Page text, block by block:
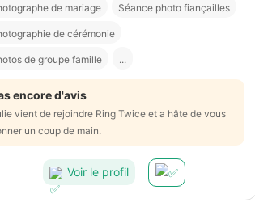
de mariage Séance photo fiançailles
de cérémonie
de groupe famille ...
encore d'avis
vient de rejoindre Ring Twice et a hâte de vous
un coup de main.
Voir le profil